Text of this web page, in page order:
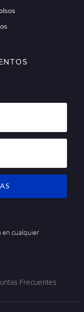
en cualquier
Frecuentes